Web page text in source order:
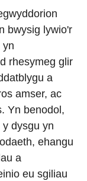
bwysig lywio'r
yn
rhesymeg glir
a
amser, ac
Yn benodol,
dysgu yn
ehangu
a
eu sgiliau